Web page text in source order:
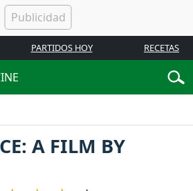
PARTIDOS HOY RECETAS
A FILM BY